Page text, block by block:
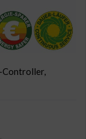
Controller,